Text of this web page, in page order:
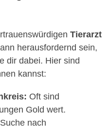
Tierarzt
herausfordernd sein,
dir dabei. Hier sind
kannst:
Oft sind
Gold wert.
Suche nach